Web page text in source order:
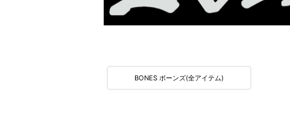
BOARD ACCESSORIES
デッキ アクセサリー
映像/雑誌BONES ボーンズ(全アイテム)